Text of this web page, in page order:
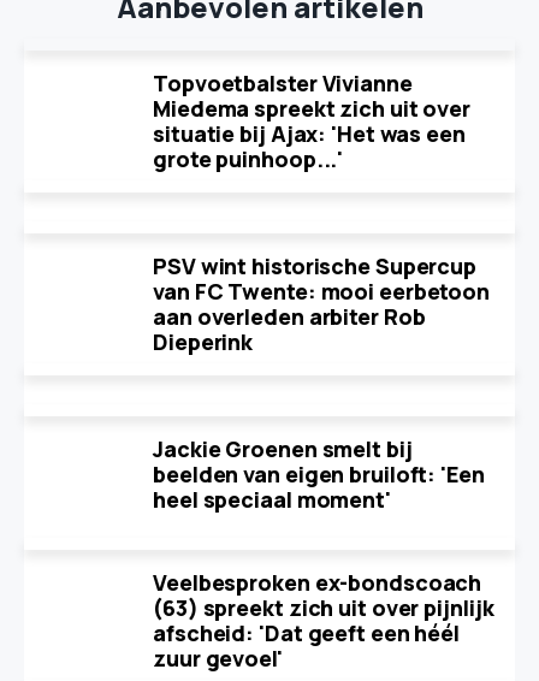
Topvoetbalster Vivianne
Miedema spreekt zich uit over
situatie bij Ajax: 'Het was een
grote puinhoop...'
PSV wint historische Supercup
van FC Twente: mooi eerbetoon
aan overleden arbiter Rob
Dieperink
Jackie Groenen smelt bij
beelden van eigen bruiloft: 'Een
heel speciaal moment'
Veelbesproken ex-bondscoach
(63) spreekt zich uit over pijnlijk
afscheid: 'Dat geeft een héél
zuur gevoel'